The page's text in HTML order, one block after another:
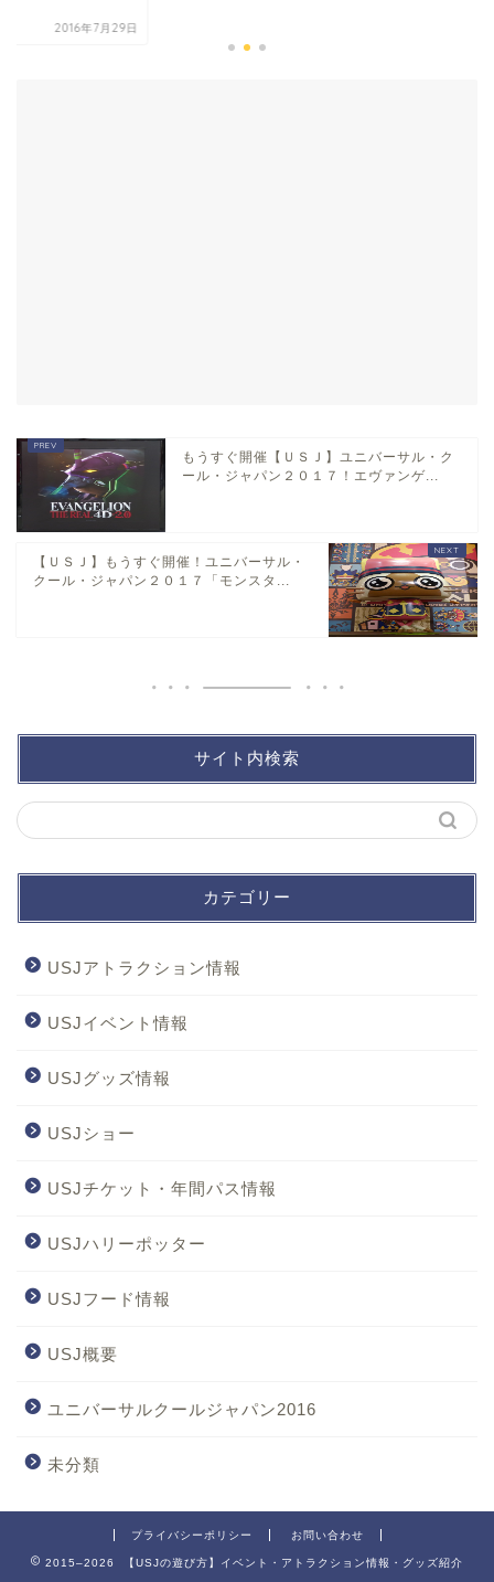
2016年7月29日
もうすぐ開催【ＵＳＪ】ユニバーサル・ク
ール・ジャパン２０１７！エヴァンゲ...
【ＵＳＪ】もうすぐ開催！ユニバーサル・
クール・ジャパン２０１７「モンスタ...
サイト内検索
カテゴリー
USJアトラクション情報
USJイベント情報
USJグッズ情報
USJショー
USJチケット・年間パス情報
USJハリーポッター
USJフード情報
USJ概要
ユニバーサルクールジャパン2016
未分類
プライバシーポリシー お問い合わせ
2015–2026 【USJの遊び方】イベント・アトラクション情報・グッズ紹介